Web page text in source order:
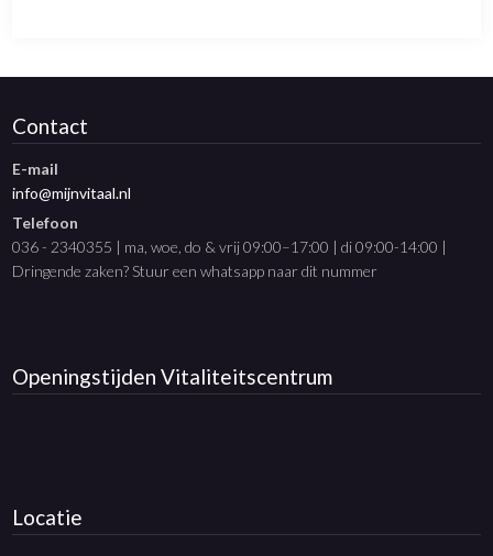
Contact
E-mail
info@mijnvitaal.nl
Telefoon
036 - 2340355 | ma, woe, do & vrij 09:00–17:00 | di 09:00-14:00 |
Dringende zaken? Stuur een whatsapp naar dit nummer
OpeningstijdenVitaliteitscentrum
Locatie